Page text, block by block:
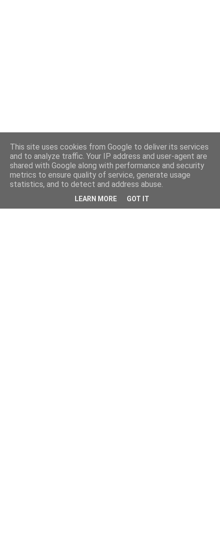
This site uses cookies from Google to deliver its services
and to analyze traffic. Your IP address and user-agent are
shared with Google along with performance and security
metrics to ensure quality of service, generate usage
statistics, and to detect and address abuse.
LEARN MORE GOT IT